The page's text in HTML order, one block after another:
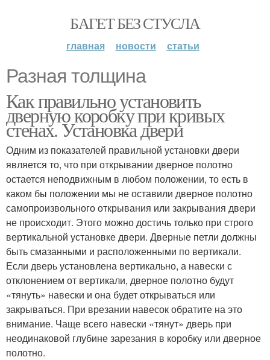
БАГЕТ БЕЗ СТУСЛА
главная новости статьи
Разная толщина
Как правильно установить
дверную коробку при кривых
стенах. Установка двери
Одним из показателей правильной установки двери
является то, что при открывании дверное полотно
остается неподвижным в любом положении, то есть в
каком бы положении мы не оставили дверное полотно
самопроизвольного открывания или закрывания двери
не происходит. Этого можно достичь только при строго
вертикальной установке двери. Дверные петли должны
быть смазанными и расположенными по вертикали.
Если дверь установлена вертикально, а навески с
отклонением от вертикали, дверное полотно будут
«тянуть» навески и она будет открываться или
закрываться. При врезании навесок обратите на это
внимание. Чаще всего навески «тянут» дверь при
неодинаковой глубине зарезания в коробку или дверное
полотно.